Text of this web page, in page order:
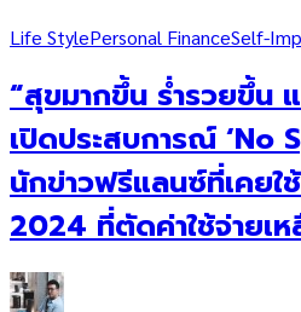
Life StylePersonal FinanceSelf-
“สุขมากขึ้น ร่ำรวยขึ้น
เปิดประสบการณ์ ‘No
นักข่าวฟรีแลนซ์ที่เคย
2024 ที่ตัดค่าใช้จ่ายเ